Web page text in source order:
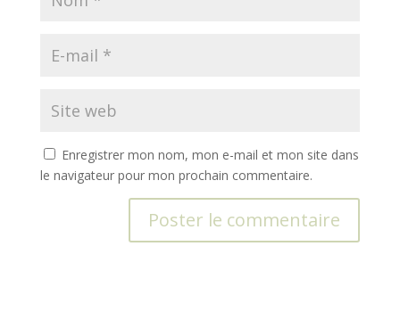
Enregistrer mon nom, mon e-mail et mon site dans
le navigateur pour mon prochain commentaire.